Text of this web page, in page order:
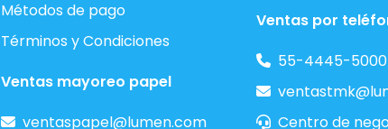
Métodos de pago
Términos y Condiciones
Ventas mayoreo papel
ventaspapel@lumen.com
Ventas por
55-4445-5000
Centro de